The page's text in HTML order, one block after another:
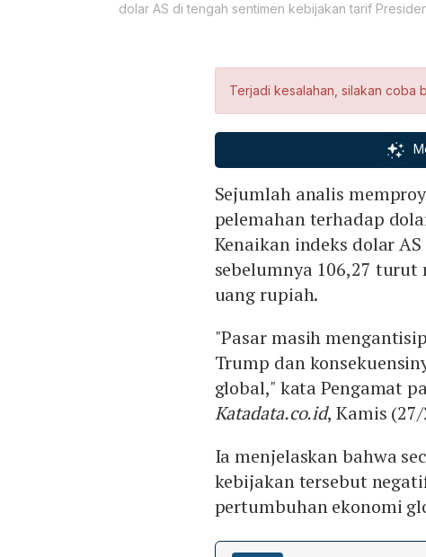
dolar AS di tengah sentimen kebijakan tarif
Terjadi kesalahan, silakan coba
Sejumlah analis
pelemahan terhadap
Kenaikan indeks dolar
sebelumnya 106,27
uang rupiah.
"Pasar masih
Trump dan
global," kata Pengamat
Katadata.co.id, Kamis
Ia menjelaskan bahwa
kebijakan tersebut
pertumbuhan ekonomi